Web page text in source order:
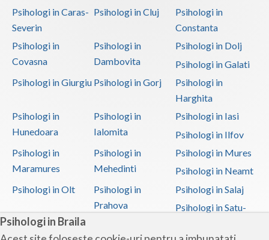
Psihologi in Braila
Psihologi in Caras-
Severin
Psihologi in Cluj
Psihologi in
Constanta
Psihologi in
Covasna
Psihologi in
Dambovita
Psihologi in Dolj
Psihologi in Galati
Psihologi in Giurgiu Psihologi in Gorj
Psihologi in
Harghita
Psihologi in
Hunedoara
Psihologi in
Ialomita
Psihologi in Iasi
Psihologi in Ilfov
Psihologi in
Maramures
Psihologi in
Mehedinti
Psihologi in Mures
Psihologi in Neamt
Psihologi in Olt
Psihologi in
Prahova
Psihologi in Salaj
Psihologi in Satu-